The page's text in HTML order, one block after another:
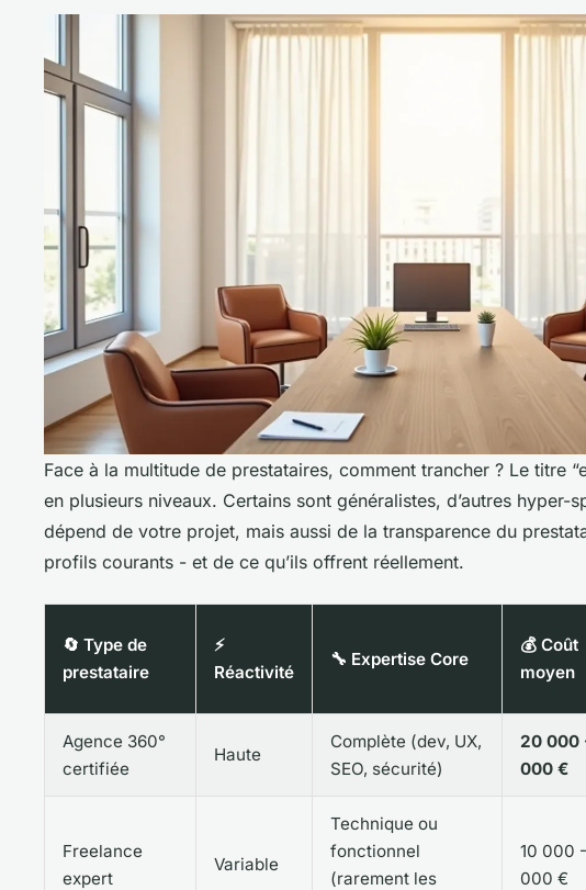
Face à la multitude de prestataires, comment trancher ? Le titre
en plusieurs niveaux. Certains sont généralistes, d’autres hyper-
dépend de votre projet, mais aussi de la transparence du
profils courants - et de ce qu’ils offrent réellement.
🔄 Type de
prestataire
⚡
Réactivité
🔧 Expertise Core
💰 Coût
moyen
Agence 360°
certifiée
Haute
Complète (dev, UX,
SEO, sécurité)
20 000
000 €
Freelance
expert
Variable
Technique ou
fonctionnel
(rarement les
10 000
000 €